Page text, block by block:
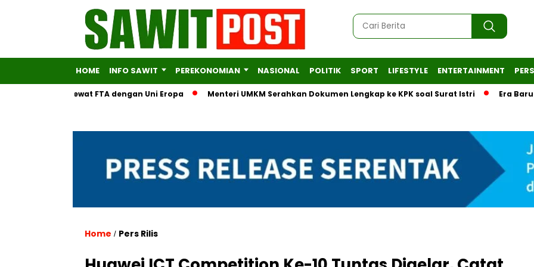
HOME INFO SAWIT PEREKONOMIAN NASIONAL POLITIK SPORT LIFESTYLE ENTERTAINMENT
Lewat FTA dengan Uni Eropa Menteri UMKM Serahkan Dokumen Lengkap ke KPK soal Surat Istri Era Baru Tata
Home / Pers Rilis